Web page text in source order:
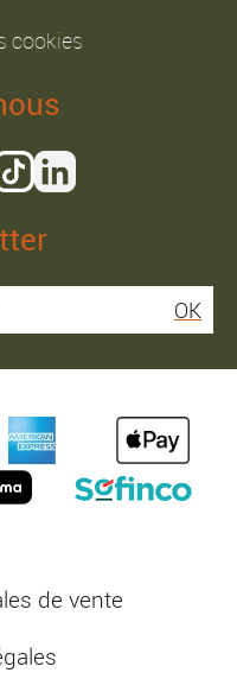
cookies
OK
de vente